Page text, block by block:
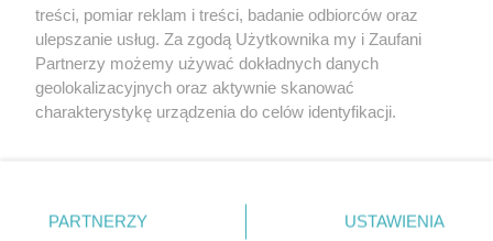
treści, pomiar reklam i treści, badanie odbiorców oraz
ulepszanie usług. Za zgodą Użytkownika my i Zaufani
Partnerzy możemy używać dokładnych danych
geolokalizacyjnych oraz aktywnie skanować
charakterystykę urządzenia do celów identyfikacji.
zmienić/wycofać klikając przycisk ustawień prywatności
znajdujący się w lewym dolnym rogu strony
PARTNERZY USTAWIENIA